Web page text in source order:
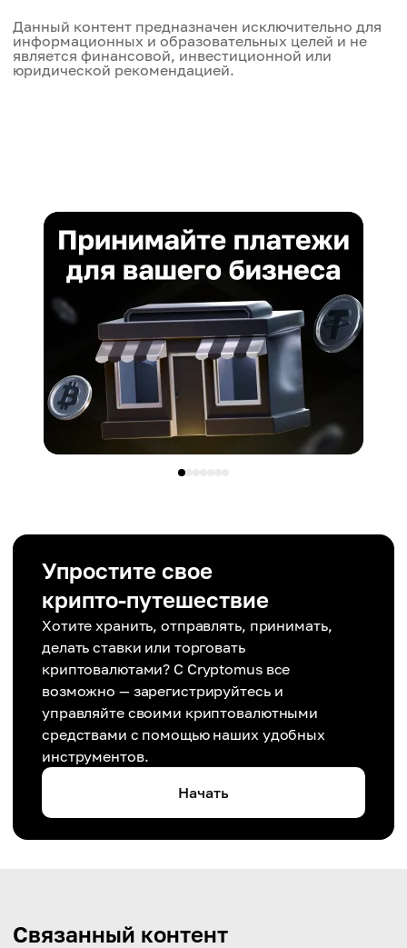
Данный контент предназначен исключительно для
информационных и образовательных целей и не
является финансовой, инвестиционной или
юридической рекомендацией.
Упростите свое
крипто-путешествие
Хотите хранить, отправлять, принимать,
делать ставки или торговать
криптовалютами? С Cryptomus все
возможно — зарегистрируйтесь и
управляйте своими криптовалютными
средствами с помощью наших удобных
инструментов.
Начать
Связанный контент